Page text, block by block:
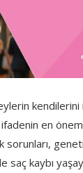
en
sorunları,
saç kaybı